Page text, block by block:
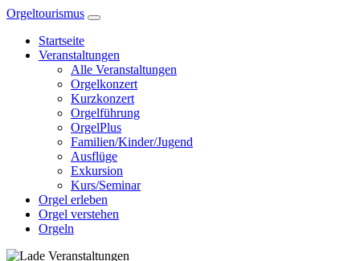
Zum
springen
Orgeltourismus
Startseite
Veranstaltungen
Alle Veranstaltungen
Orgelkonzert
Kurzkonzert
Orgelführung
OrgelPlus
Familien/Kinder/Jugend
Ausflüge
Exkursion
Kurs/Seminar
Orgel erleben
Orgel verstehen
Orgeln